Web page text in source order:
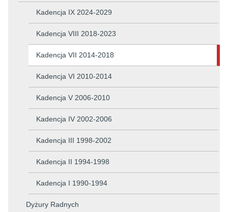
Kadencja IX 2024-2029
Kadencja VIII 2018-2023
Kadencja VII 2014-2018
Kadencja VI 2010-2014
Kadencja V 2006-2010
Kadencja IV 2002-2006
Kadencja III 1998-2002
Kadencja II 1994-1998
Kadencja I 1990-1994
Dyżury Radnych